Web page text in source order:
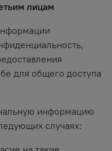
лицам
для общего доступа
информацию
случаях: